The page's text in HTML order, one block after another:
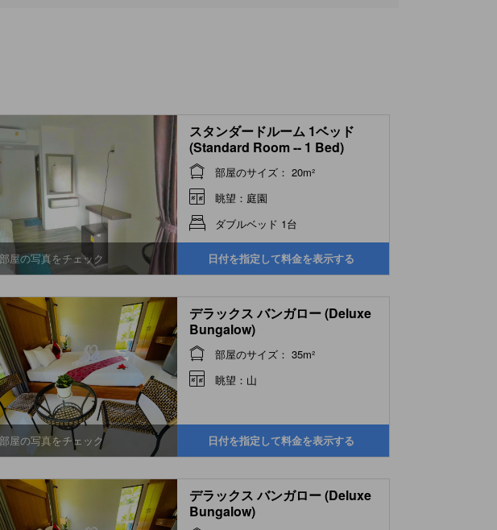
屋の写真をチェック
スタンダードルーム 1ベッド
(Standard Room -- 1 Bed)
部屋のサイズ： 20m²
眺望：庭園
ダブルベッド 1台
日付を指定して料金を表示する
屋の写真をチェック
デラックス バンガロー (Deluxe
Bungalow)
部屋のサイズ： 35m²
眺望：山
日付を指定して料金を表示する
デラックス バンガロー (Deluxe
Bungalow)